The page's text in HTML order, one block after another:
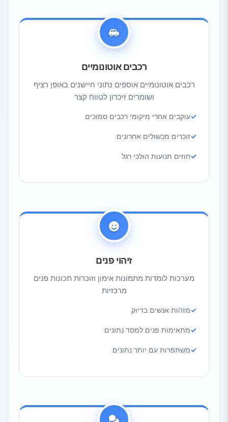
רכבים אוטונומיים
רכבים אוטונומיים אוספים נתוני חיישנים באופן רציף
ושומרים זיכרון לטווח קצר
עוקבים אחרי מיקומי רכבים סמוכים
זוכרים מכשולים אחרונים
חוזים תנועות הולכי רגל
זיהוי פנים
מערכות לומדות מתמונות אימון וזוכרות תכונות פנים
מרכזיות
מזהות אנשים בדיוק
מתאימות פנים למסד נתונים
משתפרות עם יותר נתונים